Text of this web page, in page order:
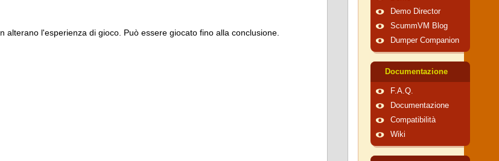
l'esperienza di gioco. Può essere giocato fino alla conclusione.
Demo Director
ScummVM Blog
Dumper Companion
Documentazione
F.A.Q.
Documentazione
Compatibilità
Wiki